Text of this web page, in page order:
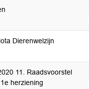
Dierenwelzijn
11. Raadsvoorstel
herziening